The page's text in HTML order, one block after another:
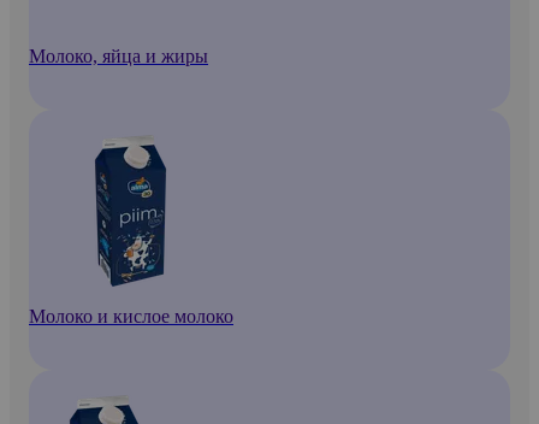
Молоко, яйца и жиры
Молоко и кислое молоко